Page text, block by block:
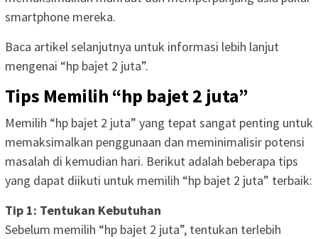
smartphone mereka.
Baca artikel selanjutnya untuk informasi lebih lanjut
mengenai “hp bajet 2 juta”.
Tips Memilih “hp bajet 2 juta”
Memilih “hp bajet 2 juta” yang tepat sangat penting untuk
memaksimalkan penggunaan dan meminimalisir potensi
masalah di kemudian hari. Berikut adalah beberapa tips
yang dapat diikuti untuk memilih “hp bajet 2 juta” terbaik:
Tip 1: Tentukan Kebutuhan
Sebelum memilih “hp bajet 2 juta”, tentukan terlebih